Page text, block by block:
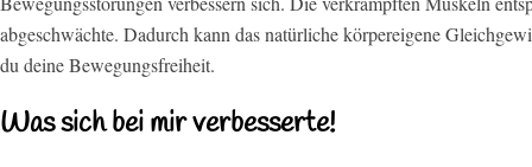
abgeschwächte. Dadurch kann das natürliche körpereigene
du deine Bewegungsfreiheit.
Was sich bei mir verbesserte!